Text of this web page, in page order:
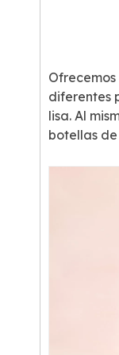
diferentes
lisa. Al
botellas